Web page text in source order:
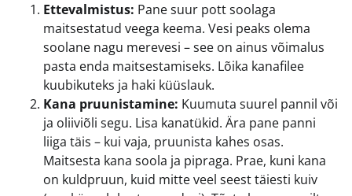
Ettevalmistus: Pane suur pott soolaga
maitsestatud veega keema. Vesi peaks olema
soolane nagu merevesi – see on ainus võimalus
pasta enda maitsestamiseks. Lõika kanafilee
kuubikuteks ja haki küüslauk.
Kana pruunistamine: Kuumuta suurel pannil või
ja oliiviõli segu. Lisa kanatükid. Ära pane panni
liiga täis – kui vaja, pruunista kahes osas.
Maitsesta kana soola ja pipraga. Prae, kuni kana
on kuldpruun, kuid mitte veel seest täiesti kuiv